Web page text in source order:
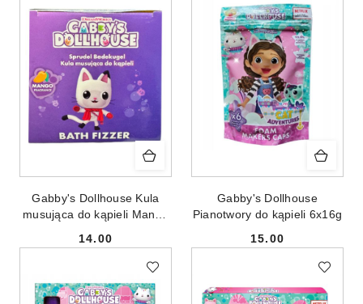
Gabby's Dollhouse Kula
musująca do kąpieli Mango
Cena:
14.00
Gabby's Dollhouse
Pianotwory do kąpieli 6x16g
Cena:
15.00